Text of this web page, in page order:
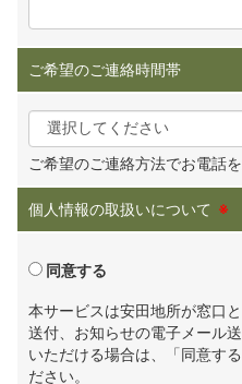
ご希望のご連絡時間帯
ご希望のご連絡方法でお電話
個人情報の取扱いについて ※
同意する
本サービスは安田地所が窓口
送付、お知らせの電子メール
いただける場合は、「同意す
ださい。